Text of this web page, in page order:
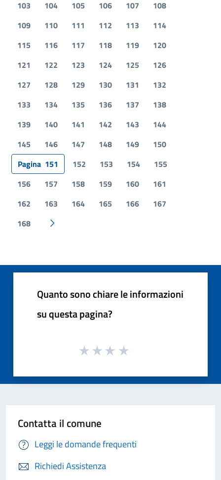
103 104 105 106 107
108
109
110 111 112 113
114
115
116 117 118 119
120
121
122 123 124 125
126
127
128 129 130 131
132
133
134 135 136 137
138
139
140 141 142 143
144
145
146 147 148 149
150
Pagina 151 152 153 154
155
156
157 158 159 160
161
162
163 164 165 166
167
168
Pagina successiva
Quanto sono chiare le informazioni
su questa pagina?
Contatta il comune
Leggi le domande frequenti
Richiedi Assistenza